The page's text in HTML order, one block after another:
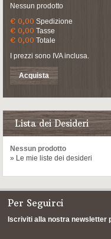
Nessun prodotto
€ 0,00 Spedizione
€ 0,00 Tasse
€ 0,00 Totale
I prezzi sono IVA inclusa.
Acquista
Lista dei Desideri
Nessun prodotto
» Le mie liste dei desideri
Per Seguirci
Iscriviti alla nostra newsletter